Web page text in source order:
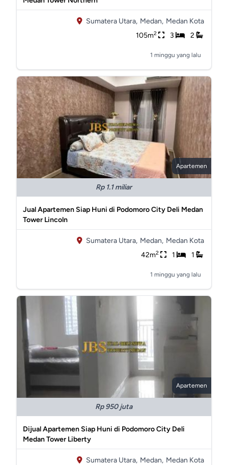
Sumatera Utara, Medan, Medan Kota
105m2 3 2
1 minggu yang lalu
Apartemen
Rp 1.1 miliar
Jual Apartemen Siap Huni di Podomoro City Deli Medan
Tower Lincoln
Sumatera Utara, Medan, Medan Kota
42m2 1 1
1 minggu yang lalu
Apartemen
Rp 950 juta
Dijual Apartemen Siap Huni di Podomoro City Deli
Medan Tower Liberty
Sumatera Utara, Medan, Medan Kota